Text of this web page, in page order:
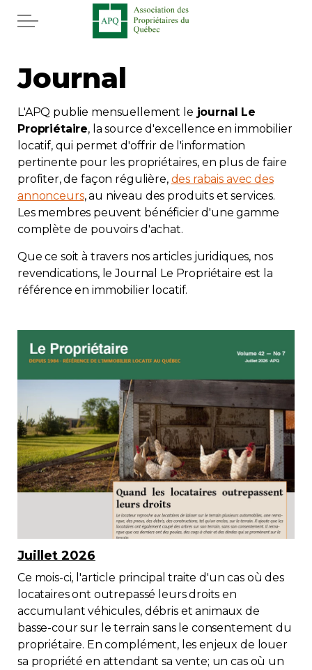
Aller au contenu principal
Actualités
Journal
Juridique
Mot de l'éditeur
Divers
Immobilier
Copropriété
Environnement
Rabais APQ
Médias
FAQ
Contact
Journal
L'APQ publie mensuellement le journal Le
Propriétaire, la source d'excellence en immobilier
locatif, qui permet d'offrir de l'information
pertinente pour les propriétaires, en plus de faire
profiter, de façon régulière, des rabais avec des
annonceurs, au niveau des produits et services.
Les membres peuvent bénéficier d'une gamme
complète de pouvoirs d'achat.
Que ce soit à travers nos articles juridiques, nos
revendications, le Journal Le Propriétaire est la
référence en immobilier locatif.
Juillet 2026
Ce mois-ci, l'article principal traite d'un cas où des
locataires ont outrepassé leurs droits en
accumulant véhicules, débris et animaux de
basse-cour sur le terrain sans le consentement du
propriétaire. En complément, les enjeux de louer
sa propriété en attendant sa vente; un cas où un